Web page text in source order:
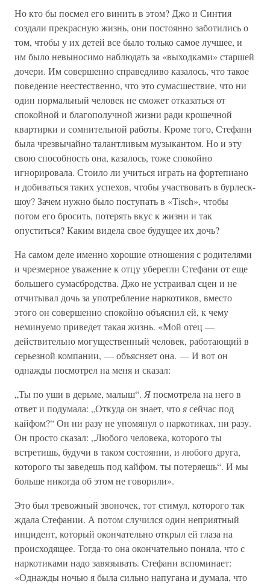
Но кто бы посмел его винить в этом? Джо и Синтия
создали прекрасную жизнь, они постоянно заботились о
том, чтобы у их детей все было только самое лучшее, и
им было невыносимо наблюдать за «выходками» старшей
дочери. Им совершенно справедливо казалось, что такое
поведение неестественно, что это сумасшествие, что ни
один нормальный человек не сможет отказаться от
спокойной и благополучной жизни ради крошечной
квартирки и сомнительной работы. Кроме того, Стефани
была чрезвычайно талантливым музыкантом. Но и эту
свою способность она, казалось, тоже спокойно
игнорировала. Стоило ли учиться играть на фортепиано
и добиваться таких успехов, чтобы участвовать в бурлеск-
шоу? Зачем нужно было поступать в «Tisch», чтобы
потом его бросить, потерять вкус к жизни и так
опуститься? Каким видела свое будущее их дочь?
На самом деле именно хорошие отношения с родителями
и чрезмерное уважение к отцу уберегли Стефани от еще
большего сумасбродства. Джо не устраивал сцен и не
отчитывал дочь за употребление наркотиков, вместо
этого он совершенно спокойно объяснил ей, к чему
неминуемо приведет такая жизнь. «Мой отец —
действительно могущественный человек, работающий в
серьезной компании, — объясняет она. — И вот он
однажды посмотрел на меня и сказал:
„Ты по уши в дерьме, малыш“. Япосмотрела на него в
ответ и подумала: „Откуда он знает, чтоясейчас под
кайфом?“ Он ни разу не упомянул о наркотиках, ни разу.
Он просто сказал: „Любого человека, которого ты
встретишь, будучи в таком состоянии, и любого друга,
которого ты заведешь под кайфом, ты потеряешь“. И мы
больше никогда об этом не говорили».
Это был тревожный звоночек, тот стимул, которого так
ждала Стефании. А потом случился один неприятный
инцидент, который окончательно открыл ей глаза на
происходящее. Тогда-то она окончательно поняла, что с
наркотиками надо завязывать. Стефани вспоминает:
«Однажды ночью я была сильно напугана и думала, что